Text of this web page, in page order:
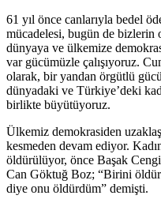
61 yıl önce canlarıyla bedel
mücadelesi, bugün de bizlerin
dünyaya ve ülkemize
var gücümüzle çalışıyoruz.
olarak, bir yandan örgütlü
dünyadaki ve Türkiye’deki
birlikte büyütüyoruz.
Ülkemiz demokrasiden
kesmeden devam ediyor.
öldürülüyor, önce Başak
Can Göktuğ Boz; “Birini
diye onu öldürdüm” demişti.